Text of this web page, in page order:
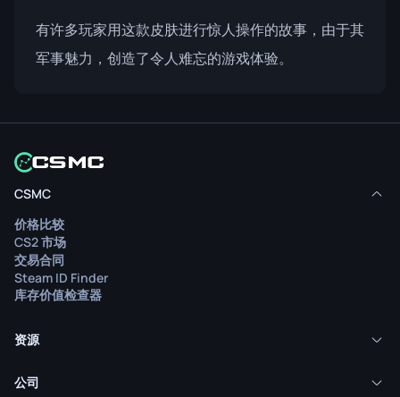
有许多玩家用这款皮肤进行惊人操作的故事，由于其
军事魅力，创造了令人难忘的游戏体验。
CSMC
价格比较
CS2 市场
交易合同
Steam ID Finder
库存价值检查器
资源
公司